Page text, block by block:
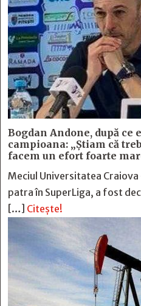
Bogdan Andone, după ce
campioana: „Ştiam că
facem un efort foarte
Meciul Universitatea Craiova
patra în SuperLiga, a fost
[…] Citește!